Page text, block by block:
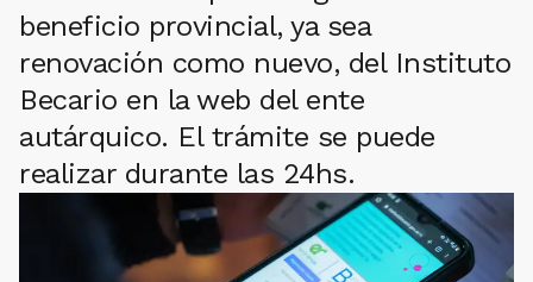
beneficio provincial, ya sea
renovación como nuevo, del Instituto
Becario en la web del ente
autárquico. El trámite se puede
realizar durante las 24hs.